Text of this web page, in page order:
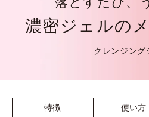
濃密ジェルの
クレンジング
特徴 使い方